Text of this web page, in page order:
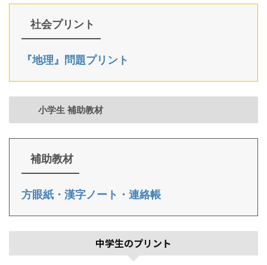
社会プリント
『地理』問題プリント
小学生 補助教材
補助教材
方眼紙・漢字ノート・連絡帳
中学生のプリント